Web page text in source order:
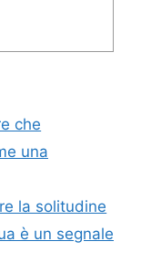
che
una
la solitudine
è un segnale